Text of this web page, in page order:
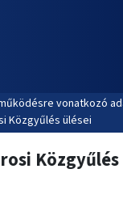
vonatkozó
Közgyűlés ülései